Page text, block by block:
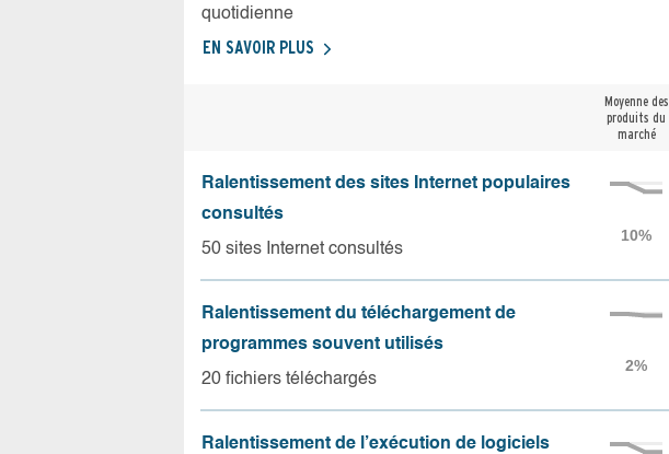
quotidienne
EN SAVOIR PLUS
Moyenne des
produits du
marché
Ralentissement des sites Internet populaires
consultés
50 sites Internet consultés
Ralentissement du téléchargement de
programmes souvent utilisés
20 fichiers téléchargés
Ralentissement de l’exécution de logiciels